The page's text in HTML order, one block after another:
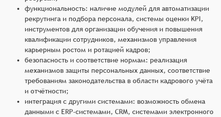
функциональность: наличие модулей для автоматизации
рекрутинга и подбора персонала, системы оценки KPI,
инструментов для организации обучения и повышения
квалификации сотрудников, механизмов управления
карьерным ростом и ротацией кадров;
безопасность и соответствие нормам: реализация
механизмов защиты персональных данных, соответствие
требованиям законодательства в области кадрового учёта
и отчётности;
интеграция с другими системами: возможность обмена
данными с ERP-системами, CRM, системами электронного